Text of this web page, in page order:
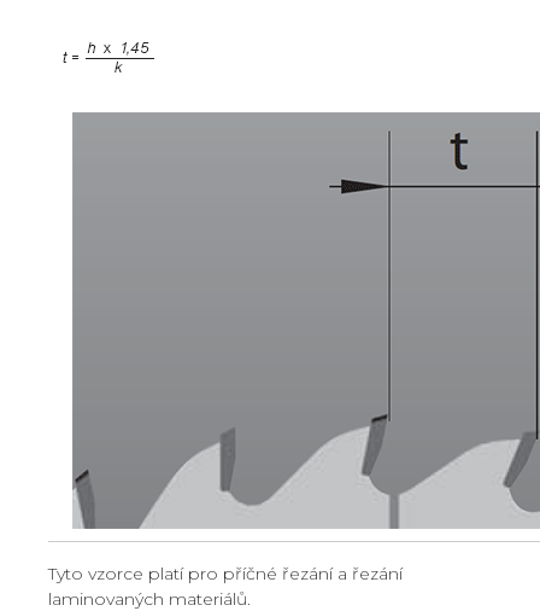
Tyto vzorce platí pro příčné řezání a řezání
laminovaných materiálů.